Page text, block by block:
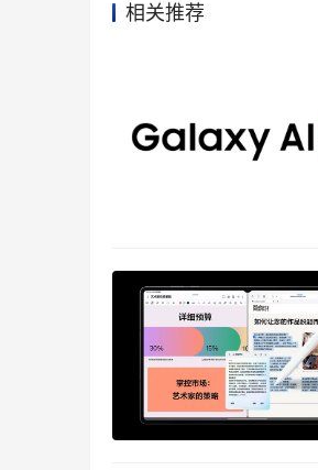
从磁盘传输至磁带呢？这
当我们谈到无服务器备
为LAN上的其它应用服务。
高等。但是如同其它领
其它的备份策略
无LAN和无服务器备份
开始寻找更具创造性的方
有一种方案不断浮出水
相关推荐